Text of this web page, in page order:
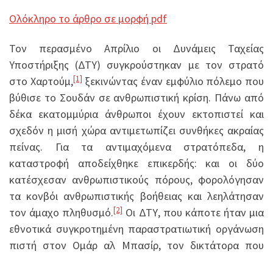
Ολόκληρο το άρθρο σε μορφή pdf
Τον περασμένο Απρίλιο οι Δυνάμεις Ταχείας
Υποστήριξης (ΔΤΥ) συγκρούστηκαν με τον στρατό
στο Χαρτούμ,[1] ξεκινώντας έναν εμφύλιο πόλεμο που
βύθισε το Σουδάν σε ανθρωπιστική κρίση. Πάνω από
δέκα εκατομμύρια άνθρωποι έχουν εκτοπιστεί και
σχεδόν η μισή χώρα αντιμετωπίζει συνθήκες ακραίας
πείνας. Για τα αντιμαχόμενα στρατόπεδα, η
καταστροφή αποδείχθηκε επικερδής: και οι δύο
κατέσχεσαν ανθρωπιστικούς πόρους, φορολόγησαν
τα κονβόι ανθρωπιστικής βοήθειας και λεηλάτησαν
τον άμαχο πληθυσμό.[2]Οι ΔΤΥ, που κάποτε ήταν μια
εθνοτικά συγκροτημένη παραστρατιωτική οργάνωση
πιστή στον Ομάρ αλ Μπασίρ, τον δικτάτορα που